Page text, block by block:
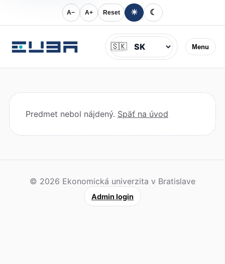
A− A+ Reset ☀ ☾
Menu
Jazyk
🇸🇰
Predmet nebol nájdený. Späť na úvod
© 2026 Ekonomická univerzita v Bratislave
Admin login